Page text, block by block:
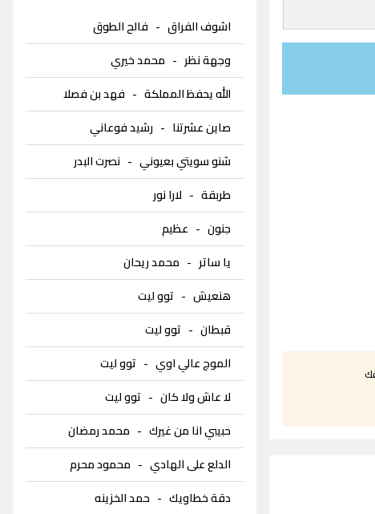
اشوف الفراق- فالح الطوق
وجهة نظر - محمد خيري
الله يحفظ المملكة- فهد بن فصلا
صاين عشرتنا - رشيد فوعاني
شنو سويتي بعيوني- نصرت البدر
طربقة- لارا نور
جنون- عظيم
يا ساتر - محمد ريحان
هنعيش- توو ليت
قبطان- توو ليت
الموج عالي اوي- توو ليت
لا عاش ولا كان- توو ليت
حبيبي انا من غيرك- محمد رمضان
الدلع على الهادي- محمود محرم
دقة خطاويك- حمد الخزينه